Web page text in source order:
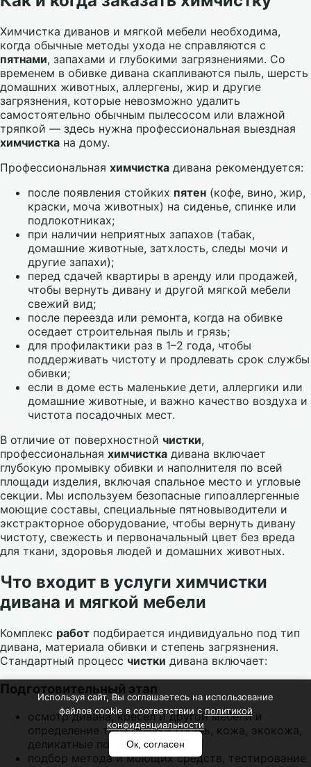
Химчистка диванов и мягкой мебели необходима,
когда обычные методы ухода не справляются с
пятнами, запахами и глубокими загрязнениями. Со
временем в обивке дивана скапливаются пыль, шерсть
домашних животных, аллергены, жир и другие
загрязнения, которые невозможно удалить
самостоятельно обычным пылесосом или влажной
тряпкой — здесь нужна профессиональная выездная
химчистка на дому.
Профессиональная химчистка дивана рекомендуется:
после появления стойких пятен (кофе, вино, жир,
краски, моча животных) на сиденье, спинке или
подлокотниках;
при наличии неприятных запахов (табак,
домашние животные, затхлость, следы мочи и
другие запахи);
перед сдачей квартиры в аренду или продажей,
чтобы вернуть дивану и другой мягкой мебели
свежий вид;
после переезда или ремонта, когда на обивке
оседает строительная пыль и грязь;
для профилактики раз в 1–2 года, чтобы
поддерживать чистоту и продлевать срок службы
обивки;
если в доме есть маленькие дети, аллергики или
домашние животные, и важно качество воздуха и
чистота посадочных мест.
В отличие от поверхностной чистки,
профессиональная химчистка дивана включает
глубокую промывку обивки и наполнителя по всей
площади изделия, включая спальное место и угловые
секции. Мы используем безопасные гипоаллергенные
моющие составы, специальные пятновыводители и
экстракторное оборудование, чтобы вернуть дивану
чистоту, свежесть и первоначальный цвет без вреда
для ткани, здоровья людей и домашних животных.
Что входит в услуги химчистки
дивана и мягкой мебели
Комплекс работ подбирается индивидуально под тип
дивана, материала обивки и степень загрязнения.
Стандартный процесс чистки дивана включает:
Подготовительный этап
осмотр дивана, кресел и другой мебели и
определение типа обивки (ткань, кожа, экокожа,
деликатные покрытия);
подбор метода и моющих средств, тестирование
Используя сайт, Вы соглашаетесь на использование
файлов cookie в соответствии сполитикой
конфиденциальности
Ок, согласен